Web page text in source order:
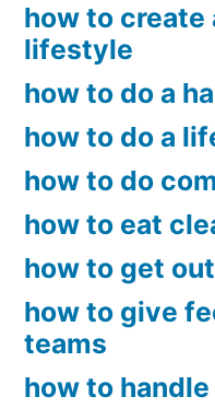
how to create
lifestyle
how to do a
how to do a
how to do
how to eat
how to get
how to give
teams
how to